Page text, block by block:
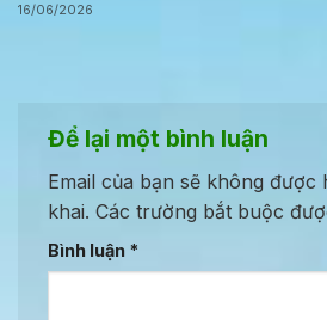
16/06/2026
Để lại một bình luận
Email của bạn sẽ không được
khai. Các trường bắt buộc
Bình luận *